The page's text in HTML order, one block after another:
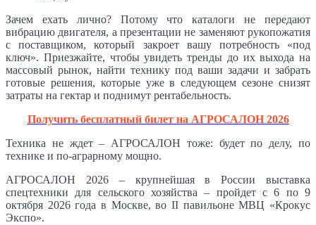
Зачем ехать лично? Потому что каталоги не передают
вибрацию двигателя, а презентации не заменяют рукопожатия
с поставщиком, который закроет вашу потребность «под
ключ». Приезжайте, чтобы увидеть тренды до их выхода на
массовый рынок, найти технику под ваши задачи и забрать
готовые решения, которые уже в следующем сезоне снизят
затраты на гектар и поднимут рентабельность.
Получить бесплатный билет на АГРОСАЛОН 2026
Техника не ждет – АГРОСАЛОН тоже: будет по делу, по
технике и по-аграрному мощно.
АГРОСАЛОН 2026 – крупнейшая в России выставка
спецтехники для сельского хозяйства – пройдет с 6 по 9
октября 2026 года в Москве, во II павильоне МВЦ «Крокус
Экспо».